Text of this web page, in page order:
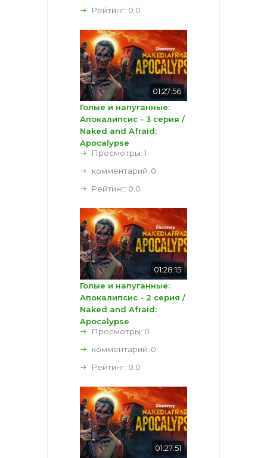
Рейтинг: 0.0
01:27:56
Голые и напуганные:
Апокалипсис - 3 серия /
Naked and Afraid:
Apocalypse
Просмотры: 1
комментарий: 0
Рейтинг: 0.0
01:28:15
Голые и напуганные:
Апокалипсис - 2 серия /
Naked and Afraid:
Apocalypse
Просмотры: 0
комментарий: 0
Рейтинг: 0.0
01:27:51